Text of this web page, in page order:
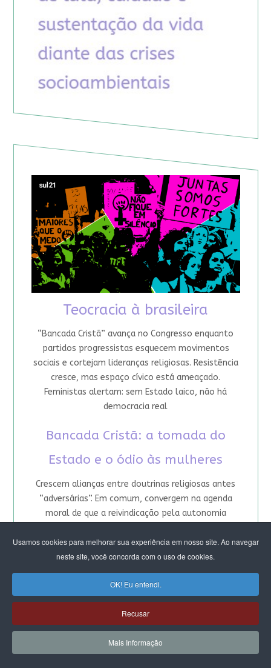
Usamos cookies para melhorar sua experiência em nosso site. Ao navegar
neste site, você concorda com o uso de cookies.
OK! Eu entendi.
Recusar
Mais Informação
Teocracia à brasileira
“Bancada Cristã” avança no Congresso enquanto
partidos progressistas esquecem movimentos
sociais e cortejam lideranças religiosas. Resistência
cresce, mas espaço cívico está ameaçado.
Feministas alertam: sem Estado laico, não há
democracia real
Bancada Cristã: a tomada do
Estado e o ódio às mulheres
Crescem alianças entre doutrinas religiosas antes
“adversárias”. Em comum, convergem na agenda
moral de que a reivindicação pela autonomia
alcançar o Colégio de Líderes do Congresso e o
controle da pauta legislativa
Congresso: Por onde avançam as
bancadas religiosas
Pauta da “retidão moral” sob mando masculino
aglutina 40% dos parlamentares. É incentivada por